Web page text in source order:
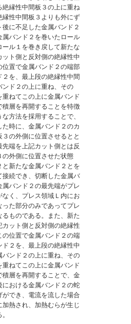
縁性中間板３の上に重ね
性中間板３よりも外にず
に不足した金属バンド２
バンド２を巻いたロール
ール１を巻き戻して新たな
ト側と反対側の絶縁性中
置で金属バンド２の端部
を、最上段の絶縁性中間
ド２の上に重ね、その
ねてこの上に金属バンド
積層を再開することを特徴
方法を採用することで、
時に、金属バンド２のカ
の外側に位置させるとと
端を上記カット側とは反
外側に位置させた状態
新たな金属バンド２とを
続でき、切断した金属バ
バンド２の最先端がプレ
く、プレス領域Ｌ内にお
た部分のみであってプレ
ものである。また、新た
ット側と反対側の絶縁性
位置で金属バンド２の端
２を、最上段の絶縁性中
ンド２の上に重ね、その
ねてこの上に金属バンド
積層を再開することで、金
おける金属バンド２の蛇
でき、電流を流した場合
熱され、加熱むらが生じ